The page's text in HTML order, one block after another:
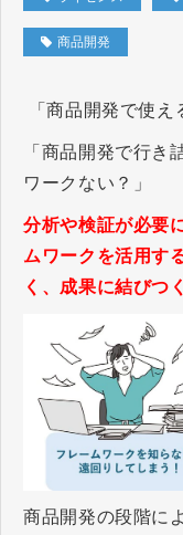
商品開発
「商品開発で使
「商品開発で行
ワークない？」
分析や検証が必要
ムワークを活用す
く、成果に結びつ
商品開発の段階に